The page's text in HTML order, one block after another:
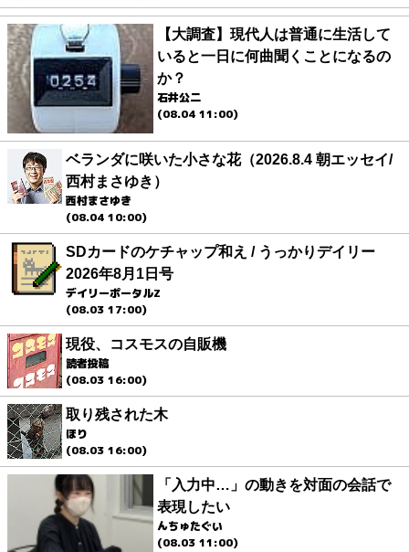
【大調査】現代人は普通に生活して
いると一日に何曲聞くことになるの
か？
石井公二
(08.04 11:00)
ベランダに咲いた小さな花（2026.8.4 朝エッセイ/
西村まさゆき）
西村まさゆき
(08.04 10:00)
SDカードのケチャップ和え / うっかりデイリー
2026年8月1日号
デイリーポータルZ
(08.03 17:00)
現役、コスモスの自販機
読者投稿
(08.03 16:00)
取り残された木
ほり
(08.03 16:00)
「入力中…」の動きを対面の会話で
表現したい
んちゅたぐい
(08.03 11:00)